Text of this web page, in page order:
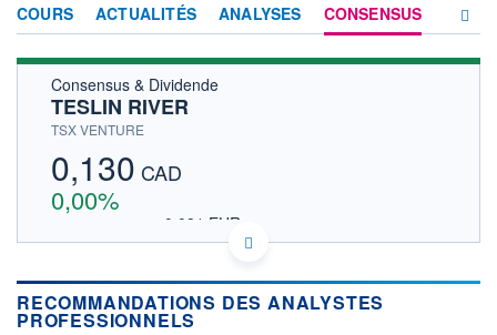
COURS ACTUALITÉS ANALYSES CONSENSUS
Consensus & Dividende
TESLIN RIVER
TSX VENTURE
0,130 CAD
0,00%
0,081 EUR
DONNÉES TEMPS DIFFÉRÉ
Politique d'exécution
Cotation sur les autres places
RECOMMANDATIONS DES ANALYSTES
PROFESSIONNELS